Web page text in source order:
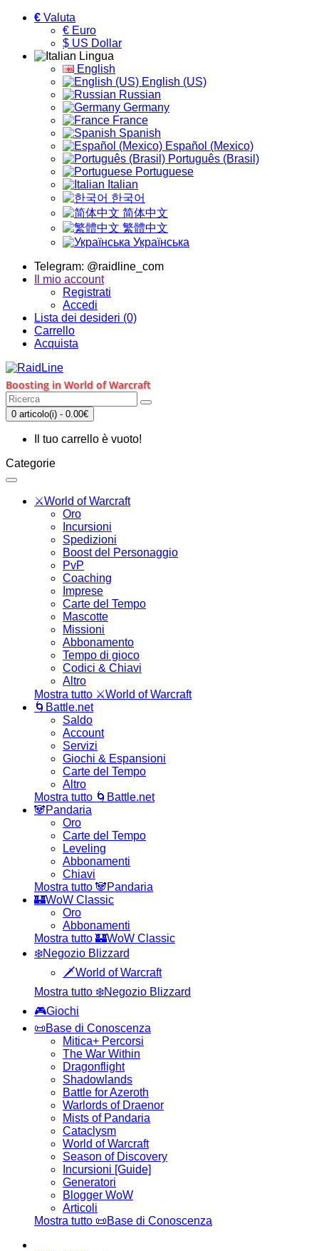
€ Valuta
€ Euro
$ US Dollar
Lingua
English
English (US)
Russian
Germany
France
Spanish
Español (Mexico)
Português (Brasil)
Portuguese
Italian
한국어
简体中文
繁體中文
Українська
Telegram: @raidline_com
Il mio account
Registrati
Accedi
Lista dei desideri (0)
Carrello
Acquista
Boosting in World of Warcraft
0 articolo(i) - 0.00€
Il tuo carrello è vuoto!
Categorie
⚔️World of Warcraft
Oro
Incursioni
Spedizioni
Boost del Personaggio
PvP
Coaching
Imprese
Carte del Tempo
Mascotte
Missioni
Abbonamento
Tempo di gioco
Codici & Chiavi
Altro
Mostra tutto ⚔️World of Warcraft
🌀Battle.net
Saldo
Account
Servizi
Giochi & Espansioni
Carte del Tempo
Altro
Mostra tutto 🌀Battle.net
🐼Pandaria
Oro
Carte del Tempo
Leveling
Abbonamenti
Chiavi
Mostra tutto 🐼Pandaria
🏰WoW Classic
Oro
Abbonamenti
Mostra tutto 🏰WoW Classic
❄️Negozio Blizzard
🗡️World of Warcraft
Mostra tutto ❄️Negozio Blizzard
🎮Giochi
📜Base di Conoscenza
Mitica+ Percorsi
The War Within
Dragonflight
Shadowlands
Battle for Azeroth
Warlords of Draenor
Mists of Pandaria
Cataclysm
World of Warcraft
Season of Discovery
Incursioni [Guide]
Generatori
Blogger WoW
Articoli
Mostra tutto 📜Base di Conoscenza